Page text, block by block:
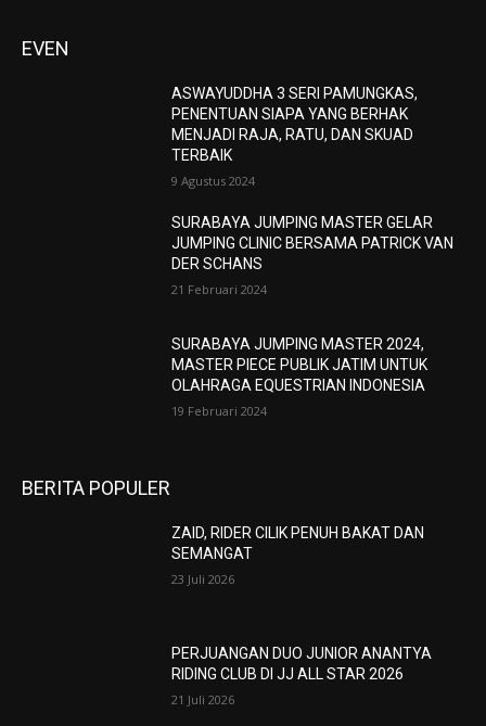
EVEN
ASWAYUDDHA 3 SERI PAMUNGKAS,
PENENTUAN SIAPA YANG BERHAK
MENJADI RAJA, RATU, DAN SKUAD
TERBAIK
9 Agustus 2024
SURABAYA JUMPING MASTER GELAR
JUMPING CLINIC BERSAMA PATRICK VAN
DER SCHANS
21 Februari 2024
SURABAYA JUMPING MASTER 2024,
MASTER PIECE PUBLIK JATIM UNTUK
OLAHRAGA EQUESTRIAN INDONESIA
19 Februari 2024
BERITA POPULER
ZAID, RIDER CILIK PENUH BAKAT DAN
SEMANGAT
23 Juli 2026
PERJUANGAN DUO JUNIOR ANANTYA
RIDING CLUB DI JJ ALL STAR 2026
21 Juli 2026